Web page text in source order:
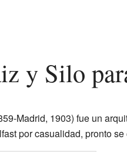
y Silo
Madrid, 1903) fue un
por casualidad, pronto